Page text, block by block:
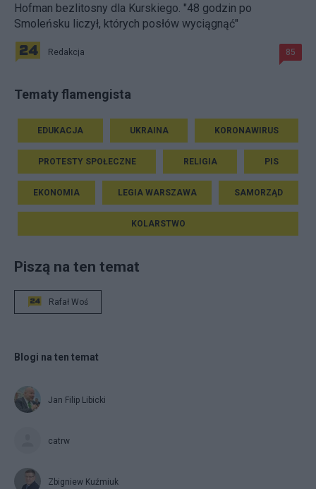
Hofman bezlitosny dla Kurskiego. "48 godzin po
Smoleńsku liczył, których posłów wyciągnąć"
Redakcja 85
Tematy flamengista
EDUKACJA UKRAINA KORONAWIRUS
PROTESTY SPOŁECZNE RELIGIA PIS
EKONOMIA LEGIA WARSZAWA SAMORZĄD
KOLARSTWO
Piszą na ten temat
Rafał Woś
Blogi na ten temat
Jan Filip Libicki
catrw
Zbigniew Kuźmiuk